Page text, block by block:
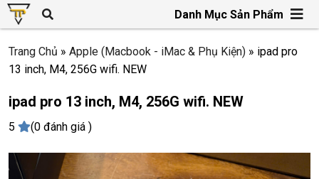
Danh Mục Sản Phẩm
Trang Chủ » Apple (Macbook - iMac & Phụ Kiện) » ipad pro
13 inch, M4, 256G wifi. NEW
ipad pro 13 inch, M4, 256G wifi. NEW
5 (0 đánh giá )